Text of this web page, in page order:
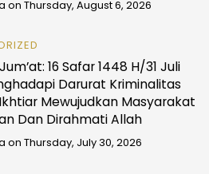
on Thursday, August 6, 2026
16 Safar 1448 H/31 Juli
Darurat Kriminalitas
Mewujudkan Masyarakat
Dan Dirahmati Allah
on Thursday, July 30, 2026